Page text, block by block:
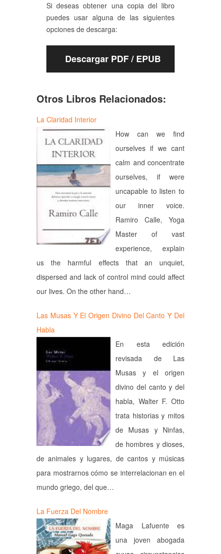
Si deseas obtener una copia del libro
puedes usar alguna de las siguientes
opciones de descarga:
Descargar PDF / EPUB
Otros Libros Relacionados:
La Claridad Interior
How can we find
ourselves if we cant
calm and concentrate
ourselves, if were
uncapable to listen to
our inner voice.
Ramiro Calle, Yoga
Master of vast
experience, explain
us the harmful effects that an unquiet,
dispersed and lack of control mind could affect
our lives. On the other hand…
Las Musas Y El Origen Divino Del Canto Y Del
Habla
En esta edición
revisada de Las
Musas y el origen
divino del canto y del
habla, Walter F. Otto
trata historias y mitos
de Musas y Ninfas,
de hombres y dioses,
de animales y lugares, de cantos y músicas
para mostrarnos cómo se interrelacionan en el
mundo griego, del que…
La Fuerza Del Nombre
Maga Lafuente es
una joven abogada